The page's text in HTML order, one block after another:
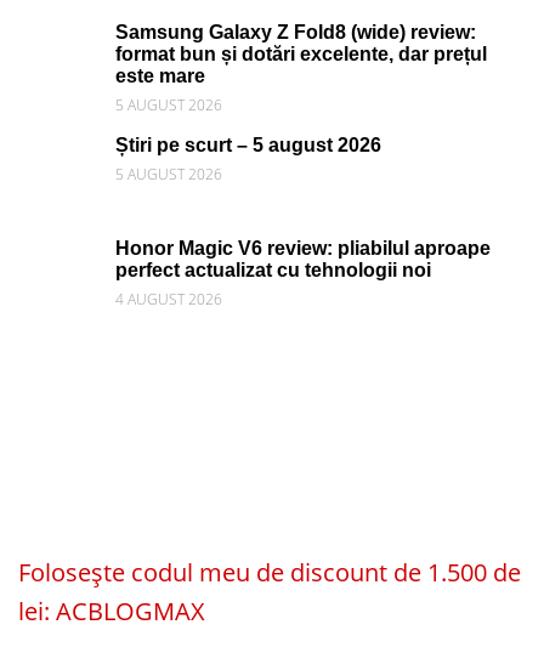
Samsung Galaxy Z Fold8 (wide) review:
format bun și dotări excelente, dar prețul
este mare
5 AUGUST 2026
Știri pe scurt – 5 august 2026
5 AUGUST 2026
Honor Magic V6 review: pliabilul aproape
perfect actualizat cu tehnologii noi
4 AUGUST 2026
Folosește codul meu de discount de 1.500 de
lei: ACBLOGMAX